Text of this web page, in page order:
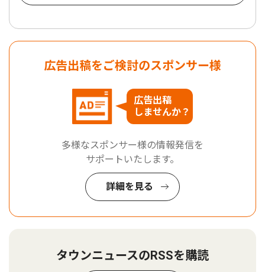
広告出稿をご検討のスポンサー様
広告出稿
しませんか？
多様なスポンサー様の情報発信を
サポートいたします。
詳細を見る
タウンニュースのRSSを購読